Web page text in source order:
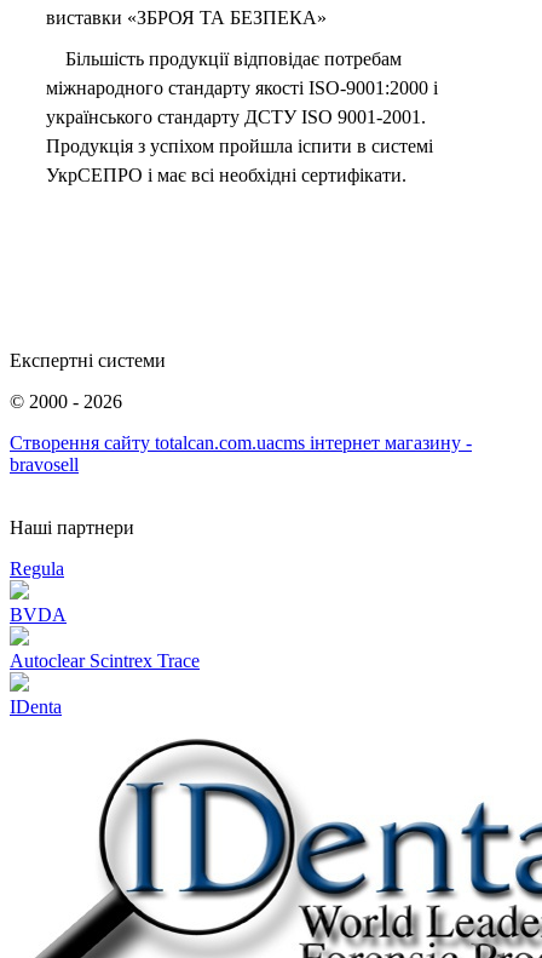
виставки «ЗБРОЯ ТА БЕЗПЕКА»
Більшість продукції відповідає потребам
міжнародного стандарту якості ISO-9001:2000 і
українського стандарту ДСТУ ISO 9001-2001.
Продукція з успіхом пройшла іспити в системі
УкрСЕПРО і має всі необхідні сертифікати.
Експертні системи
© 2000 - 2026
Створення сайту totalcan.com.uacms інтернет магазину -
bravosell
Наші партнери
Regula
BVDA
Autoclear Scintrex Trace
IDenta